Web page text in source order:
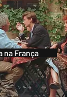
na França